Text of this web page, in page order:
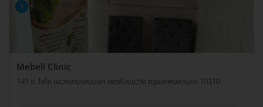
1
Mebell​ Clinic
141 ซ. ไชโย แขวงสามเสนนอก เขตห้วยขวาง กรุงเทพมหานคร 10310